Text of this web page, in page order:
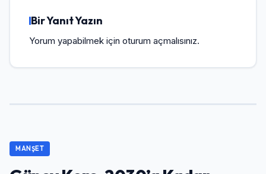
Bir Yanıt Yazın
Yorum yapabilmek için oturum açmalısınız.
MANŞET